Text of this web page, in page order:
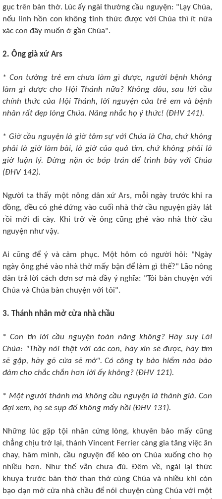
gục trên bàn thờ. Lúc ấy ngài thường cầu nguyện: "Lạy Chúa,
nếu linh hồn con không tỉnh thức được với Chúa thì ít nữa
xác con đây muốn ở gần Chúa".
2. Ông già xứ Ars
*Con tưởng trẻ em chưa làm gì được, người bệnh không
làm gì được cho Hội Thánh nữa? Không đâu, sau lời cầu
chính thức của Hội Thánh, lời nguyện của trẻ em và bệnh
nhân rất đẹp lòng Chúa. Năng nhắc họ ý thức! (ÐHV 141).
* Giờ cầu nguyện là giờ tâm sự với Chúa là Cha, chứ không
phải là giờ làm bài, là giờ của quả tim, chứ không phải là
giờ luận lý. Ðừng nặn óc bóp trán để trình bày với Chúa
(ÐHV 142).
Người ta thấy một nông dân xứ Ars, mỗi ngày trước khi ra
đồng, đều có ghé đứng vào cuối nhà thờ cầu nguyện giây lát
rồi mới đi cày. Khi trở về ông cũng ghé vào nhà thờ cầu
nguyện như vậy.
Ai cũng để ý và cảm phục. Một hôm có người hỏi: "Ngày
ngày ông ghé vào nhà thờ mấy bận để làm gì thế?" Lão nông
dân trả lời cách đơn sơ mà đầy ý nghĩa: "Tôi bàn chuyện với
Chúa và Chúa bàn chuyện với tôi".
3. Thánh nhân mở cửa nhà chầu
*Con tin lời cầu nguyện toàn năng không? Hãy suy Lời
Chúa: "Thầy nói thật với các con, hãy xin sẽ được, hãy tìm
sẽ gặp, hãy gõ cửa sẽ mở". Có công ty bảo hiểm nào bảo
đảm cho chắc chắn hơn lời ấy không? (ÐHV 121).
* Một người thánh mà không cầu nguyện là thánh giả. Con
đợi xem, họ sẽ sụp đổ không mấy hồi (ÐHV 131).
Những lúc gặp tội nhân cứng lòng, khuyên bảo mấy cũng
chẳng chịu trở lại, thánh Vincent Ferrier càng gia tăng việc ăn
chay, hãm mình, cầu nguyện để kéo ơn Chúa xuống cho họ
nhiều hơn. Như thế vẫn chưa đủ. Ðêm về, ngài lại thức
khuya trước bàn thờ than thở cùng Chúa và nhiều khi còn
bạo dạn mở cửa nhà chầu để nói chuyện cùng Chúa với một